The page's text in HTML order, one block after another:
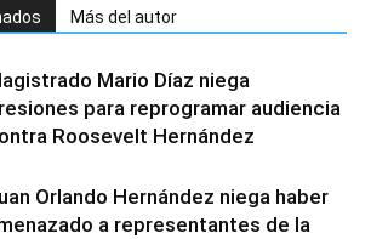
Más del autor
Mario Díaz niega
para reprogramar audiencia
Roosevelt Hernández
Orlando Hernández niega haber
a representantes de la